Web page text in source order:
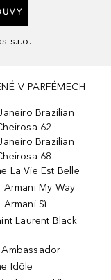
s.r.o.
V PARFÉMECH
Brazilian
62
Brazilian
68
La Vie Est Belle
Armani My Way
Sì
Laurent Black
Idôle